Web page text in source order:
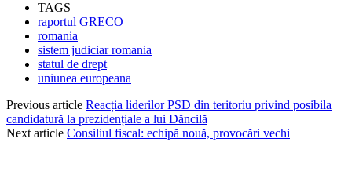
TAGS
raportul GRECO
romania
sistem judiciar romania
statul de drept
uniunea europeana
Previous article Reacția liderilor PSD din teritoriu privind posibila
candidatură la prezidențiale a lui Dăncilă
Next article Consiliul fiscal: echipă nouă, provocări vechi